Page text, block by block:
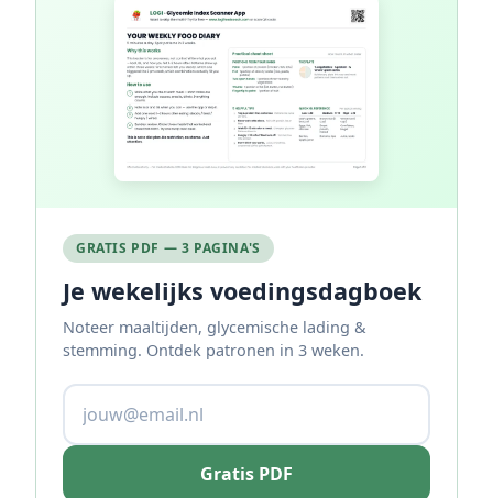
GRATIS PDF — 3 PAGINA'S
Je wekelijks voedingsdagboek
Noteer maaltijden, glycemische lading &
stemming. Ontdek patronen in 3 weken.
Gratis PDF